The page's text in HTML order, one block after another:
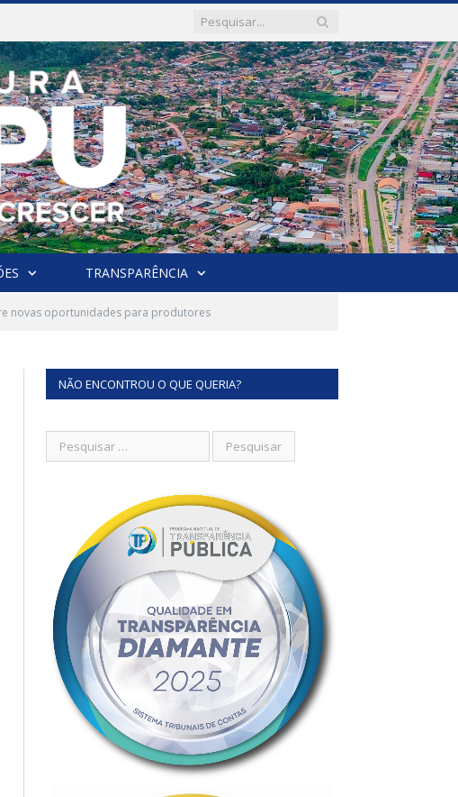
TRANSPARÊNCIA
novas oportunidades para produtores
NÃO ENCONTROU O QUE QUERIA?